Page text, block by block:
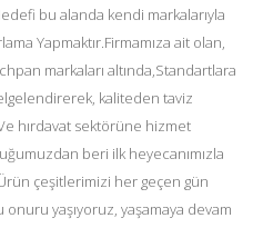
bu alanda kendi markalarıyla
Yapmaktır.Firmamıza ait olan,
markaları altında,Standartlara
kaliteden taviz
hırdavat sektörüne hizmet
beri ilk heyecanımızla
çeşitlerimizi her geçen gün
onuru yaşıyoruz, yaşamaya devam